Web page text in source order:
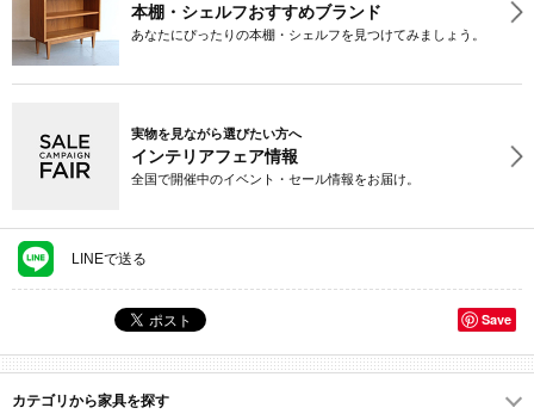
本棚・シェルフおすすめブランド
あなたにぴったりの本棚・シェルフを見つけてみましょう。
実物を見ながら選びたい方へ
インテリアフェア情報
全国で開催中のイベント・セール情報をお届け。
LINEで送る
Save
カテゴリから家具を探す